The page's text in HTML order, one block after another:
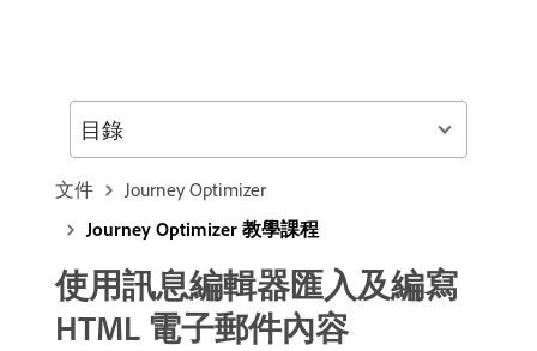
文件
Journey Optimizer
Journey Optimizer 教學課程
使用訊息編輯器匯入及編寫
HTML 電子郵件內容
目錄